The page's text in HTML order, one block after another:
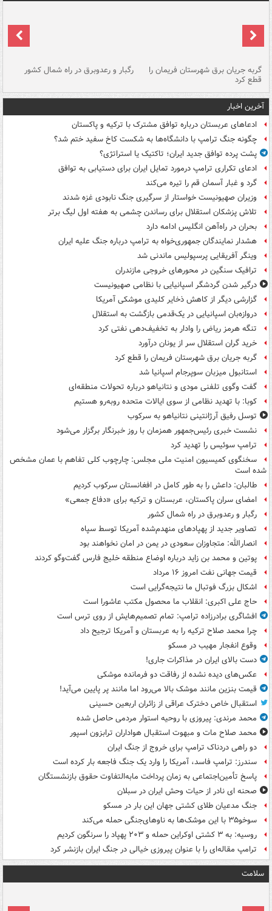
گربه جریان برق شهرستان فریمان را
قطع کرد
رگبار و رعدوبرق در راه شمال کشور
آخرین اخبار
ادعاهای عربستان درباره توافق مشترک با ترکیه و پاکستان
چگونه جنگ ترامپ با دانشگاه‌ها به شکست کاخ سفید ختم شد؟
پشت پرده توافق جدید ایران؛ تاکتیک یا استراتژی؟
ادعای تکراری ترامپ درمورد تمایل ایران برای دستیابی به توافق
گرد و غبار آسمان قم را تیره می‌کند
وزیران صهیونیست خواستار از سرگیری جنگ نابودی غزه شدند
تلاش پزشکان استقلال برای رساندن چشمی به هفته اول لیگ برتر
بحران در راه‌آهن انگلیس ادامه دارد
هشدار نمایندگان جمهوری‌خواه به ترامپ درباره جنگ علیه ایران
وینگر آفریقایی پرسپولیس ماندنی شد
ترافیک سنگین در محورهای خروجی مازندران
درگیر شدن گردشگر اسپانیایی با نظامی صهیونیست
گزارشی دیگر از کاهش ذخایر کلیدی موشکی آمریکا
دروازه‌بان اسپانیایی در یک‌قدمی بازگشت به استقلال
تنگه هرمز ریاض را وادار به تخفیف‌دهی نفتی کرد
خرید گران استقلال سر از یونان درآورد
گربه جریان برق شهرستان فریمان را قطع کرد
استانبول میزبان سوپرجام اسپانیا شد
گفت وگوی تلفنی مودی و نتانیاهو درباره تحولات منطقه‌ای
کوبا: با تهدید نظامی از سوی ایالات متحده روبه‌رو هستیم
توسل رفیق آرژانتینی نتانیاهو به سرکوب
نشست خبری رئیس‌جمهور همزمان با روز خبرنگار برگزار می‌شود
ترامپ سوئیس را تهدید کرد
سخنگوی کمیسیون امنیت ملی مجلس: چارچوب کلی تفاهم با عمان مشخص
شده است
طالبان: داعش را به طور کامل در افغانستان سرکوب کردیم
امضای سران پاکستان، عربستان و ترکیه برای «دفاع جمعی»
رگبار و رعدوبرق در راه شمال کشور
تصاویر جدید از پهپادهای منهدم‌شده آمریکا توسط سپاه
انصارالله: متجاوزان سعودی در یمن در امان نخواهند بود
پوتین و محمد بن زاید درباره اوضاع منطقه خلیج فارس گفت‌وگو کردند
قیمت جهانی نفت امروز ۱۶ مرداد
اشکال بزرگ فوتبال ما نتیجه‌گرایی است
حاج علی اکبری: انقلاب ما محصول مکتب عاشورا است
افشاگری برادرزاده ترامپ: تمام تصمیم‌هایش از روی ترس است
چرا محمد صلاح ترکیه را به عربستان و آمریکا ترجیح داد
وقوع انفجار مهیب در مسکو
دست بالای ایران در مذاکرات جاری!
عکس‌های دیده نشده از رفاقت دو فرمانده‌ موشکی
قیمت بنزین مانند موشک بالا می‌رود اما مانند پر پایین می‌آید!
استقبال خاص دخترک عراقی از زائران اربعین حسینی
محمد مرندی: پیروزی با روحیه استوار مردمی حاصل شده
محمد صلاح مات و مبهوت استقبال هواداران ترابزون اسپور
دو راهی دردناک ترامپ برای خروج از جنگ ایران
سندرز: ترامپ فاسد، آمریکا را وارد یک جنگ فاجعه بار کرده است
پاسخ تأمین‌اجتماعی به زمان پرداخت مابه‌التفاوت حقوق بازنشستگان
صحنه ای نادر از حیات وحش ایران در سبلان
جنگ مدعیان طلای کشتی جهان این بار در مسکو
سوخو۳۵ با این موشک‌ها به ناوهای‌جنگی حمله می‌کند
روسیه: به ۳ کشتی اوکراین حمله و ۲۰۳ پهپاد را سرنگون کردیم
ترامپ مقاله‌ای را با عنوان پیروزی خیالی در جنگ ایران بازنشر کرد
سلامت